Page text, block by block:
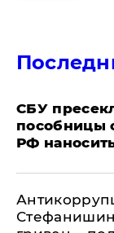
СБУ
пособницы
РФ